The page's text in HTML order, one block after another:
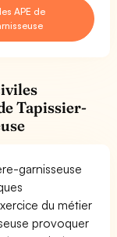
APE de
Tapissier-
garnisseuse
du métier
provoquer